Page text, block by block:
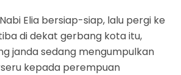
Elia bersiap-siap, lalu pergi ke
di dekat gerbang kota itu,
janda sedang mengumpulkan
kepada perempuan